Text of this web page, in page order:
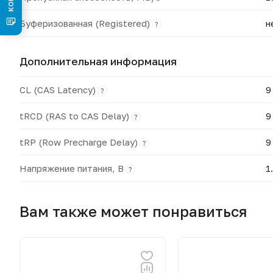
Буферизованная (Registered) ?
Дополнительная информация
CL (CAS Latency) ? 9
tRCD (RAS to CAS Delay) ? 9
tRP (Row Precharge Delay) ? 9
Напряжение питания, В ?
Вам также может понравиться